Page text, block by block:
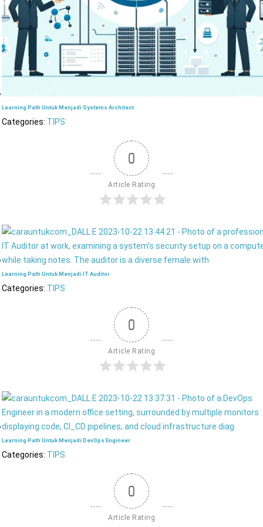
Learning Path Untuk Menjadi Systems Architect
Categories: TIPS
0
Article Rating
Learning Path Untuk Menjadi IT Auditor
Categories: TIPS
0
Article Rating
Learning Path Untuk Menjadi DevOps Engineer
Categories: TIPS
0
Article Rating